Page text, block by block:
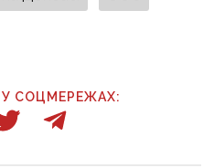
СОЦМЕРЕЖАХ: